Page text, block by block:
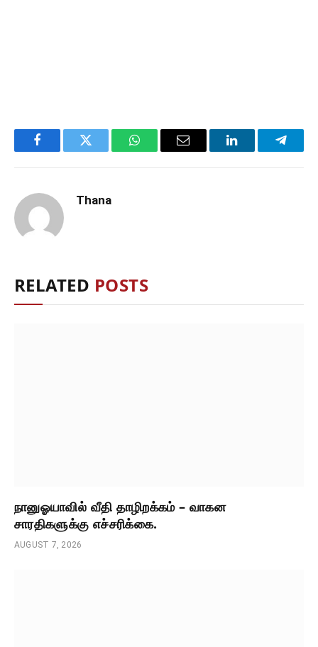
FacebookTwitter WhatsAppEmail LinkedIn
Thana
RELATED POSTS
நானுஓயாவில் வீதி தாழிறக்கம் – வாகன
சாரதிகளுக்கு எச்சரிக்கை.
AUGUST 7, 2026